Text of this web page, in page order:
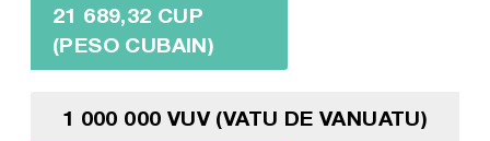
21 689,32 CUP
(PESO CUBAIN)
1 000 000 VUV (VATU DE VANUATU)